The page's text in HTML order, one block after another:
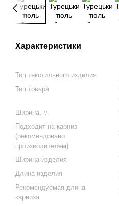
Характеристики
Тип текстильного изделия
Тип товара
Ширина, м
Подходит на карниз
(рекомендовано
производителем)
Ширина изделия
Длина изделия
Рекомендуемая длина
карниза